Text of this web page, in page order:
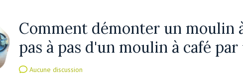
Comment démonter un moulin
pas à pas d'un moulin à café
Aucune discussion